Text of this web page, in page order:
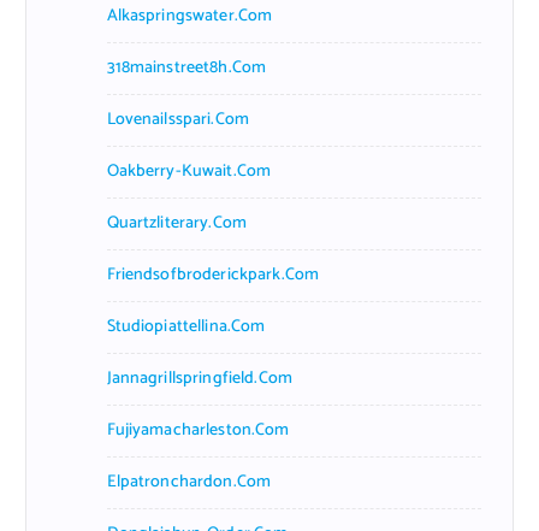
Alkaspringswater.com
318mainstreet8h.com
Lovenailsspari.com
Oakberry-Kuwait.com
Quartzliterary.com
Friendsofbroderickpark.com
Studiopiattellina.com
Jannagrillspringfield.com
Fujiyamacharleston.com
Elpatronchardon.com